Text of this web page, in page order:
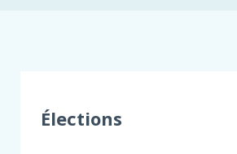
Élections